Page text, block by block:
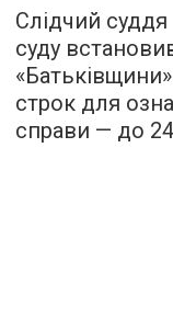
Слідчий
суду
строк для
справи — до